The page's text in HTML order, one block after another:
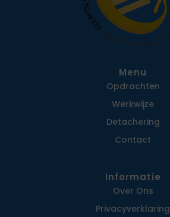
Menu
Opdrachten
Werkwijze
Detachering
Contact
Informatie
Over Ons
Privacy­verklaring